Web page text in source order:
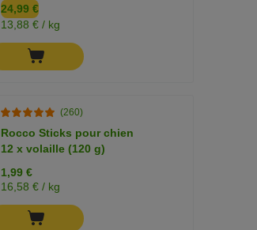
24,99 €
13,88 € / kg
(260)
Rocco Sticks pour chien
12 x volaille (120 g)
1,99 €
16,58 € / kg